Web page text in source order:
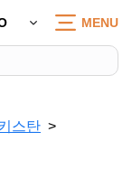
MENU
스탄